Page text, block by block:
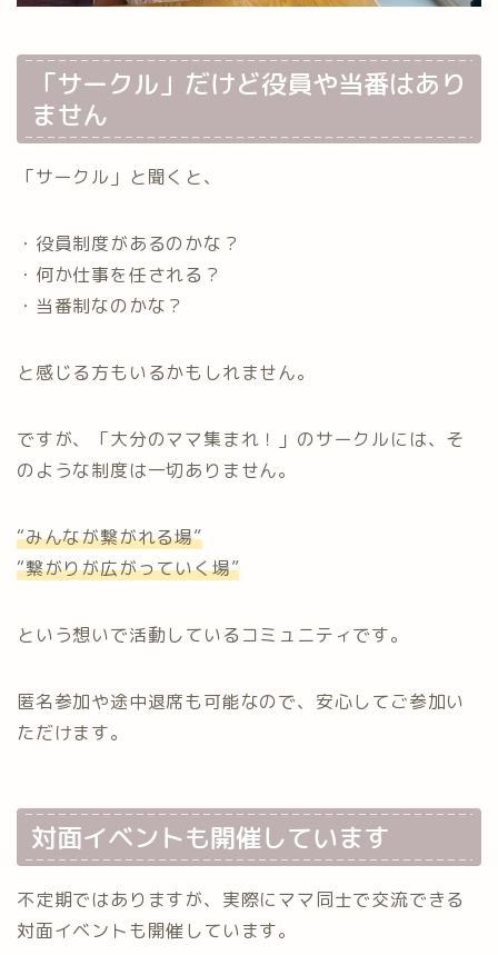
「サークル」だけど役員や当番はあり
ません
「サークル」と聞くと、
・役員制度があるのかな？
・何か仕事を任される？
・当番制なのかな？
と感じる方もいるかもしれません。
ですが、「大分のママ集まれ！」のサークルには、そ
のような制度は一切ありません。
“みんなが繋がれる場”
“繋がりが広がっていく場”
という想いで活動しているコミュニティです。
匿名参加や途中退席も可能なので、安心してご参加い
ただけます。
対面イベントも開催しています
不定期ではありますが、実際にママ同士で交流できる
対面イベントも開催しています。